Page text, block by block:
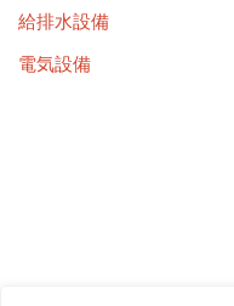
給排水設備
電気設備